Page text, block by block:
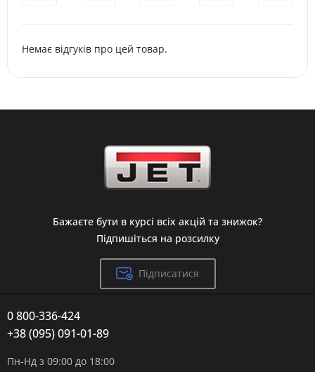
Немає відгуків про цей товар.
Бажаєте бути в курсі всіх акцій та знижок?
Підпишіться на розсилку
Підписатися
0 800-336-424
+38 (095) 091-01-89
Пн-Нд з 09:00 до 18:00